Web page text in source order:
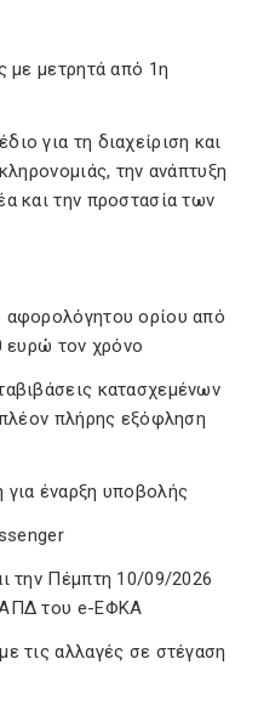
με μετρητά από 1η
για τη διαχείριση και
την ανάπτυξη
και την προστασία των
ορίου από
ευρώ τον χρόνο
κατασχεμένων
πλήρης εξόφληση
έναρξη υποβολής
την Πέμπτη 10/09/2026
ΑΠΔ του e-ΕΦΚΑ
τις αλλαγές σε στέγαση